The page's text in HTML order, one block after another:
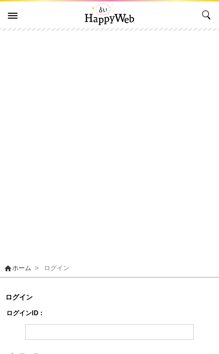
homeホーム > ログイン
ログイン
ログインID：